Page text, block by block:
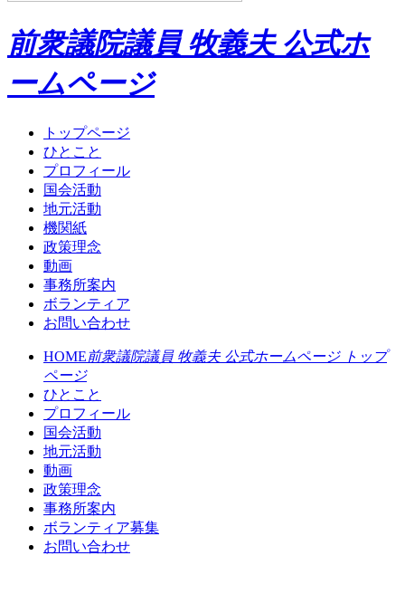
前衆議院議員 牧義夫 公式ホ
ームページ
トップページ
ひとこと
プロフィール
国会活動
地元活動
機関紙
政策理念
動画
事務所案内
ボランティア
お問い合わせ
HOME前衆議院議員 牧義夫 公式ホームページ トップ
ページ
ひとこと
プロフィール
国会活動
地元活動
動画
政策理念
事務所案内
ボランティア募集
お問い合わせ